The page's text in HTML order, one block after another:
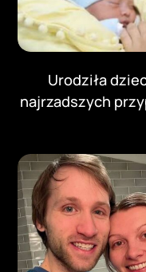
Urodziła
najrzadszych